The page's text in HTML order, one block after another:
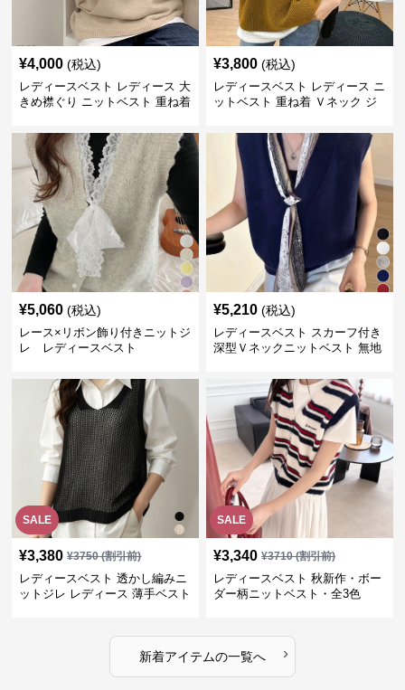
¥4,000 (税込)
レディースベスト レディース 大
きめ襟ぐり ニットベスト 重ね着
¥3,800 (税込)
レディースベスト レディース ニ
ットベスト 重ね着 Ｖネック ジ
¥5,060 (税込)
レース×リボン飾り付きニットジ
レ レディースベスト
¥5,210 (税込)
レディースベスト スカーフ付き
深型Ｖネックニットベスト 無地
SALE
¥3,380 ¥3750(割引前)
レディースベスト 透かし編みニ
ットジレ レディース 薄手ベスト
SALE
¥3,340 ¥3710(割引前)
レディースベスト 秋新作・ボー
ダー柄ニットベスト・全3色
新着アイテムの一覧へ ›